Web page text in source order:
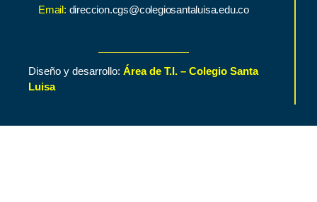
Email: direccion.cgs@colegiosantaluisa.edu.co
Diseño y desarrollo: Área de T.I. – Colegio Santa
Luisa